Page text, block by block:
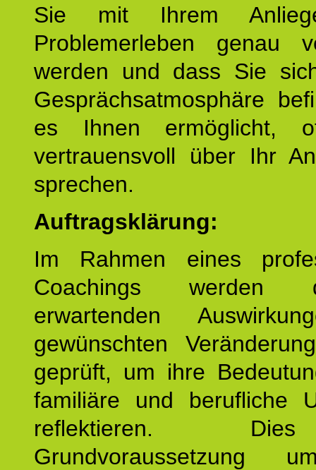
Sie mit Ihrem
Problemerleben genau
werden und dass Sie
Gesprächsatmosphäre
es Ihnen ermöglicht,
vertrauensvoll über Ihr
sprechen.
Auftragsklärung:
Im Rahmen eines
Coachings
erwartenden
gewünschten
geprüft, um ihre
familiäre und berufliche
reflektieren.
Grundvoraussetzung